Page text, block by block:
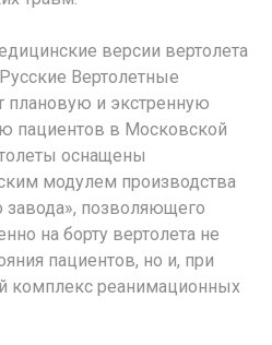
версии вертолета
Вертолетные
плановую и экстренную
пациентов в Московской
оснащены
модулем производства
завода», позволяющего
на борту вертолета не
пациентов, но и, при
комплекс реанимационных